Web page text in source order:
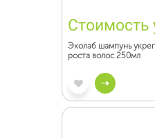
Стоимость
Эколаб шампунь
роста волос 250мл